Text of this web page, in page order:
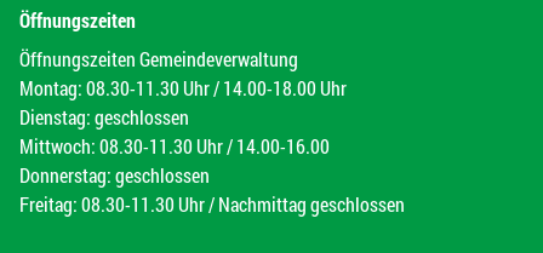
Öffnungszeiten
Öffnungszeiten Gemeindeverwaltung
Montag: 08.30-11.30 Uhr / 14.00-18.00 Uhr
Dienstag: geschlossen
Mittwoch: 08.30-11.30 Uhr / 14.00-16.00
Donnerstag: geschlossen
Freitag: 08.30-11.30 Uhr / Nachmittag geschlossen